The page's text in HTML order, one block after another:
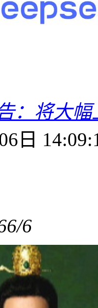
：将大
日
6/6